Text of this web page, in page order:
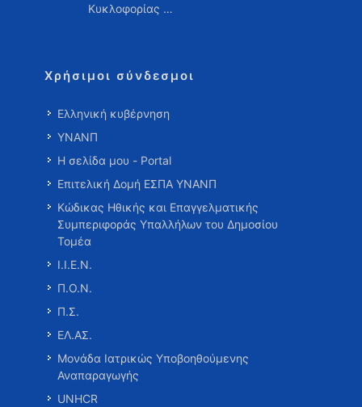
Κυκλοφορίας …
Χρήσιμοι σύνδεσμοι
Ελληνική κυβέρνηση
ΥΝΑΝΠ
Η σελίδα μου - Portal
Επιτελική Δομή ΕΣΠΑ ΥΝΑΝΠ
Κώδικας Ηθικής και Επαγγελματικής
Συμπεριφοράς Υπαλλήλων του Δημοσίου
Τομέα
Ι.Ι.Ε.Ν.
Π.Ο.Ν.
Π.Σ.
ΕΛ.ΑΣ.
Μονάδα Ιατρικώς Υποβοηθούμενης
Αναπαραγωγής
UNHCR